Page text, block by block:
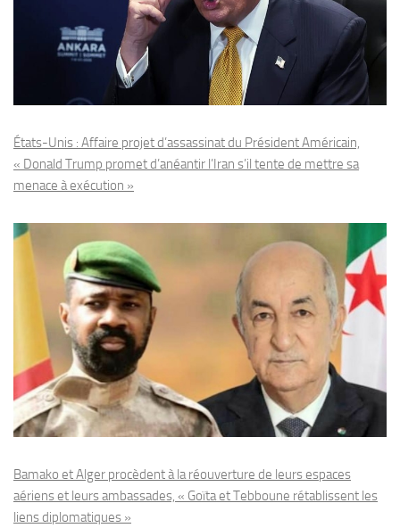
États-Unis : Affaire projet d’assassinat du Président Américain,
« Donald Trump promet d’anéantir l’Iran s’il tente de mettre sa
menace à exécution »
Bamako et Alger procèdent à la réouverture de leurs espaces
aériens et leurs ambassades, « Goïta et Tebboune rétablissent les
liens diplomatiques »